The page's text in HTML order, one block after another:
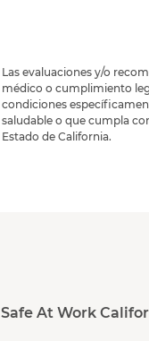
Las evaluaciones y/o
médico o cumplimiento
condiciones
saludable o que cumpla
Estado de California.
Safe At Work